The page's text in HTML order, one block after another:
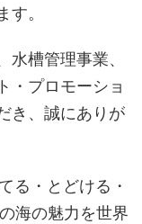
す。
水槽管理事業、
・プロモーショ
き、誠にありが
る・とどける・
海の魅力を世界